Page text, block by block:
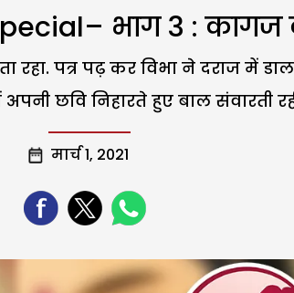
भाग 3 : कागज
रहा. पत्र पढ़ कर विभा ने दराज में
छवि निहारते हुए बाल संवारती
मार्च 1, 2021